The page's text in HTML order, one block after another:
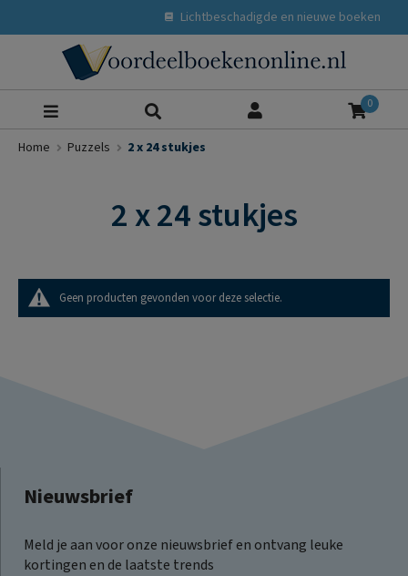
Lichtbeschadigde en nieuwe boeken
0
Home Puzzels 2 x 24 stukjes
2 x 24 stukjes
Geen producten gevonden voor deze selectie.
Nieuwsbrief
Meld je aan voor onze nieuwsbrief en ontvang leuke
kortingen en de laatste trends